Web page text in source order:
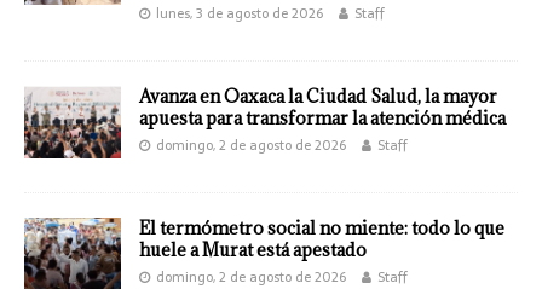
lunes, 3 de agosto de 2026 Staff
Avanza en Oaxaca la Ciudad Salud, la mayor
apuesta para transformar la atención médica
domingo, 2 de agosto de 2026 Staff
El termómetro social no miente: todo lo que
huele a Murat está apestado
domingo, 2 de agosto de 2026 Staff